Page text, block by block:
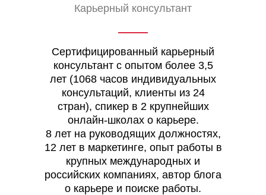
Карьерный консультант
Сертифицированный карьерный
консультант с опытом более 3,5
лет (1068 часов индивидуальных
консультаций, клиенты из 24
стран), спикер в 2 крупнейших
онлайн-школах о карьере.
8 лет на руководящих должностях,
12 лет в маркетинге, опыт работы в
крупных международных и
российских компаниях, автор блога
о карьере и поиске работы.